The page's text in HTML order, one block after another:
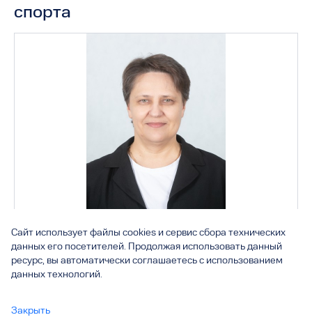
спорта
Директор института, кандидат педагогических наук,
доцент
Подлубная Алена Анатольевна
Сайт использует файлы cookies и сервис сбора технических
данных его посетителей. Продолжая использовать данный
ресурс, вы автоматически соглашаетесь с использованием
данных технологий.
Закрыть